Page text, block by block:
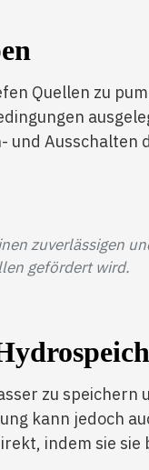
Quellen zu
Ausschalten
zuverlässigen
gefördert wird.
zu speichern
kann jedoch
indem sie